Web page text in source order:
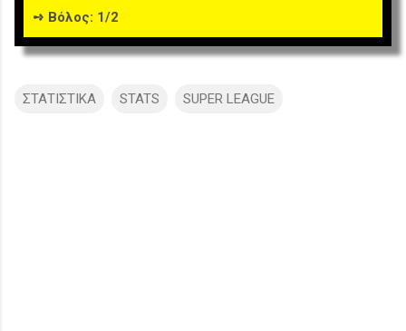
➺ Βόλος: 1/2
ΣΤΑΤΙΣΤΙΚΑ STATS SUPER LEAGUE